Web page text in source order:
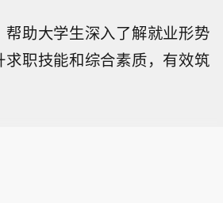
助大学生深入了解就业形势
职技能和综合素质，有效筑